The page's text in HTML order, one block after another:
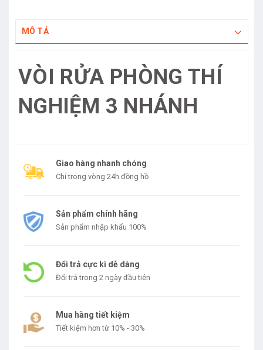
MÔ TẢ
VÒI RỬA PHÒNG THÍ
NGHIỆM 3 NHÁNH
Giao hàng nhanh chóng
Chỉ trong vòng 24h đồng hồ
Sản phẩm chính hãng
Sản phẩm nhập khẩu 100%
Đổi trả cực kì dễ dàng
Đổi trả trong 2 ngày đầu tiên
Mua hàng tiết kiệm
Tiết kiệm hơn từ 10% - 30%